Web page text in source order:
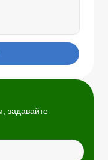
задавайте